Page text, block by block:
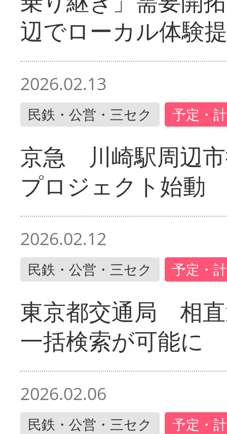
辺でローカル体験
2026.02.13
民鉄・公営・三セク 予定・
京急 川崎駅周辺
プロジェクト始動
2026.02.12
民鉄・公営・三セク 予定・
東京都交通局 相
一括検索が可能に
2026.02.06
民鉄・公営・三セク 予定・